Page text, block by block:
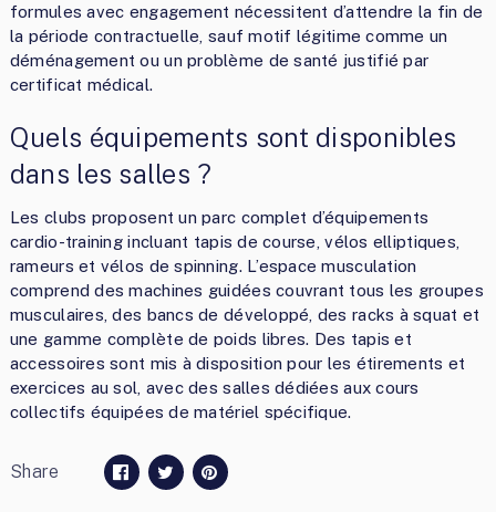
formules avec engagement nécessitent d’attendre la fin de
la période contractuelle, sauf motif légitime comme un
déménagement ou un problème de santé justifié par
certificat médical.
Quels équipements sont disponibles
dans les salles ?
Les clubs proposent un parc complet d’équipements
cardio-training incluant tapis de course, vélos elliptiques,
rameurs et vélos de spinning. L’espace musculation
comprend des machines guidées couvrant tous les groupes
musculaires, des bancs de développé, des racks à squat et
une gamme complète de poids libres. Des tapis et
accessoires sont mis à disposition pour les étirements et
exercices au sol, avec des salles dédiées aux cours
collectifs équipées de matériel spécifique.
Share